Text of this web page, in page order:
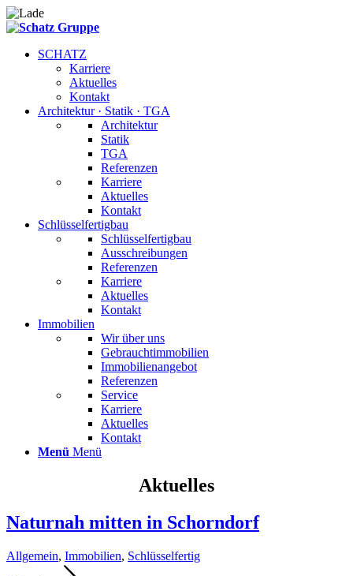
SCHATZ
Karriere
Aktuelles
Kontakt
Architektur · Statik · TGA
Architektur
Statik
TGA
Referenzen
Karriere
Aktuelles
Kontakt
Schlüsselfertigbau
Schlüsselfertigbau
Ausschreibungen
Referenzen
Karriere
Aktuelles
Kontakt
Immobilien
Wir über uns
Gebrauchtimmobilien
Immobilienangebot
Referenzen
Service
Karriere
Aktuelles
Kontakt
Menü Menü
Aktuelles
Naturnah mitten in Schorndorf
Allgemein, Immobilien, Schlüsselfertig